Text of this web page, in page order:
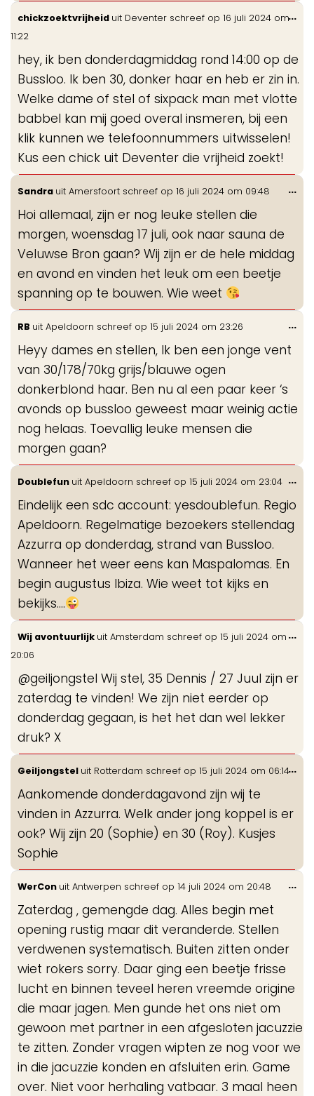
chickzoektvrijheid uit Deventer schreef op 16 juli 2024 om
11:22
hey, ik ben donderdagmiddag rond 14:00 op de
Bussloo. Ik ben 30, donker haar en heb er zin in.
Welke dame of stel of sixpack man met vlotte
babbel kan mij goed overal insmeren, bij een
klik kunnen we telefoonnummers uitwisselen!
Kus een chick uit Deventer die vrijheid zoekt!
...
Sandra uit Amersfoort schreef op 16 juli 2024 om 09:48
Hoi allemaal, zijn er nog leuke stellen die
morgen, woensdag 17 juli, ook naar sauna de
Veluwse Bron gaan? Wij zijn er de hele middag
en avond en vinden het leuk om een beetje
spanning op te bouwen. Wie weet
...
RB uit Apeldoorn schreef op 15 juli 2024 om 23:26
Heyy dames en stellen, Ik ben een jonge vent
van 30/178/70kg grijs/blauwe ogen
donkerblond haar. Ben nu al een paar keer ‘s
avonds op bussloo geweest maar weinig actie
nog helaas. Toevallig leuke mensen die
morgen gaan?
...
Doublefun uit Apeldoorn schreef op 15 juli 2024 om 23:04
Eindelijk een sdc account: yesdoublefun. Regio
Apeldoorn. Regelmatige bezoekers stellendag
Azzurra op donderdag, strand van Bussloo.
Wanneer het weer eens kan Maspalomas. En
begin augustus Ibiza. Wie weet tot kijks en
bekijks....
...
Wij avontuurlijk uit Amsterdam schreef op 15 juli 2024 om
20:06
@geiljongstel Wij stel, 35 Dennis / 27 Juul zijn er
zaterdag te vinden! We zijn niet eerder op
donderdag gegaan, is het het dan wel lekker
druk? X
...
Geiljongstel uit Rotterdam schreef op 15 juli 2024 om 06:14
Aankomende donderdagavond zijn wij te
vinden in Azzurra. Welk ander jong koppel is er
ook? Wij zijn 20 (Sophie) en 30 (Roy). Kusjes
Sophie
...
WerCon uit Antwerpen schreef op 14 juli 2024 om 20:48
Zaterdag , gemengde dag. Alles begin met
opening rustig maar dit veranderde. Stellen
verdwenen systematisch. Buiten zitten onder
wiet rokers sorry. Daar ging een beetje frisse
lucht en binnen teveel heren vreemde origine
die maar jagen. Men gunde het ons niet om
gewoon met partner in een afgesloten jacuzzie
te zitten. Zonder vragen wipten ze nog voor we
in die jacuzzie konden en afsluiten erin. Game
over. Niet voor herhaling vatbaar. 3 maal heen
...